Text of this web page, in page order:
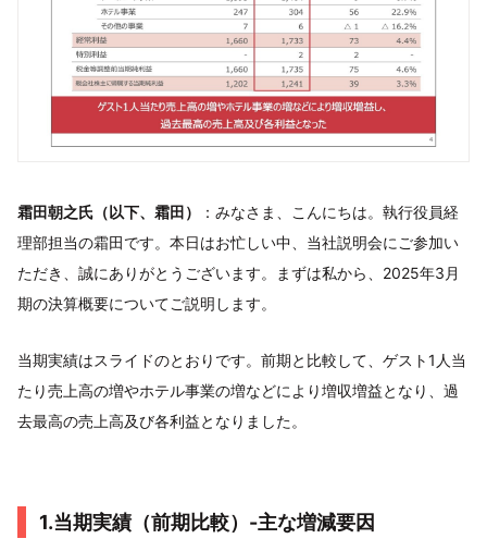
霜田朝之氏（以下、霜田）
：みなさま、こんにちは。執行役員経
理部担当の霜田です。本日はお忙しい中、当社説明会にご参加い
ただき、誠にありがとうございます。まずは私から、2025年3月
期の決算概要についてご説明します。
当期実績はスライドのとおりです。前期と比較して、ゲスト1人当
たり売上高の増やホテル事業の増などにより増収増益となり、過
去最高の売上高及び各利益となりました。
1.当期実績（前期比較）-主な増減要因